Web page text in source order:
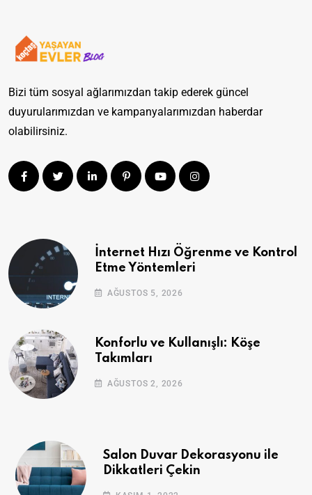
Bizi tüm sosyal ağlarımızdan takip ederek güncel
duyurularımızdan ve kampanyalarımızdan haberdar
olabilirsiniz.
İnternet Hızı Öğrenme ve Kontrol
Etme Yöntemleri
AĞUSTOS 5, 2026
Konforlu ve Kullanışlı: Köşe
Takımları
AĞUSTOS 2, 2026
Salon Duvar Dekorasyonu ile
Dikkatleri Çekin